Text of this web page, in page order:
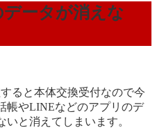
ータが消えな
ると本体交換受付なので今
帳やLINEなどのアプリのデ
と消えてしまいます。